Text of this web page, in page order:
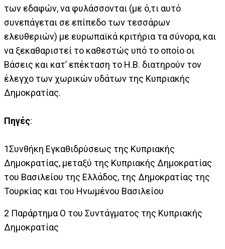
των εδαφών, να φυλάσσονται (με ό,τι αυτό
συνεπάγεται σε επίπεδο των τεσσάρων
ελευθεριών) με ευρωπαϊκά κριτήρια τα σύνορα, και
να ξεκαθαριστεί το καθεστώς υπό το οποίο οι
Βάσεις και κατ’ επέκταση το Η.Β. διατηρούν τον
έλεγχο των χωρικών υδάτων της Κυπριακής
Δημοκρατίας.
Πηγές:
1Συνθήκη Εγκαθιδρύσεως της Κυπριακής
Δημοκρατίας, μεταξύ της Κυπριακής Δημοκρατίας
του Βασιλείου της Ελλάδος, της Δημοκρατίας της
Τουρκίας και του Ηνωμένου Βασιλείου
2 Παράρτημα Ο του Συντάγματος της Κυπριακής
Δημοκρατίας